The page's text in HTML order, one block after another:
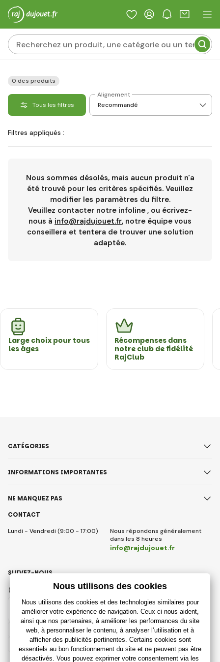
0 des produits
Tous les filtres
Alignement
Filtres appliqués :
Nous sommes désolés, mais aucun produit n'a
été trouvé pour les critères spécifiés. Veuillez
modifier les paramètres du filtre.
Veuillez contacter notre infoline , ou écrivez-
nous à info@rajdujouet.fr, notre équipe vous
conseillera et tentera de trouver une solution
adaptée.
Large choix pour tous
les âges
Récompenses dans
notre club de fidélité
RajClub
CONTACT
Lundi - Vendredi (9:00 - 17:00)
Nous répondons généralement
dans les 8 heures
info@rajdujouet.fr
CATÉGORIES
INFORMATIONS IMPORTANTES
NE MANQUEZ PAS
French
SUIVEZ-NOUS
Instagram